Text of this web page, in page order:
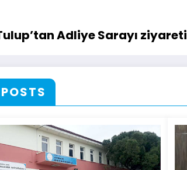
Adliye Sarayı ziyareti